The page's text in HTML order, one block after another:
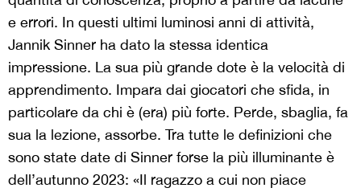
e errori. In questi ultimi luminosi anni di attività,
Jannik Sinner ha dato la stessa identica
impressione. La sua più grande dote è la velocità di
apprendimento. Impara dai giocatori che sfida, in
particolare da chi è (era) più forte. Perde, sbaglia, fa
sua la lezione, assorbe. Tra tutte le definizioni che
sono state date di Sinner forse la più illuminante è
dell’autunno 2023: «Il ragazzo a cui non piace